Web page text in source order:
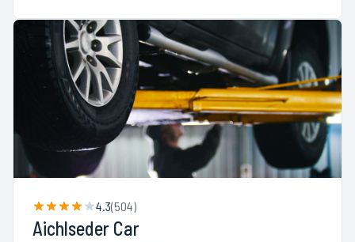
4.3(504)
Aichlseder Car